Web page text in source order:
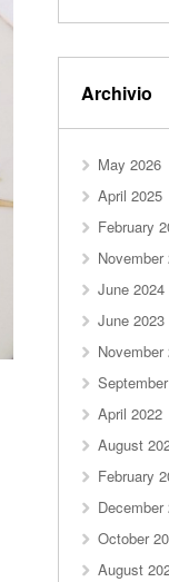
Archivio
May 2026
April 2025
February
November
June 2024
June 2023
November
April 2022
August
February
December
October
August